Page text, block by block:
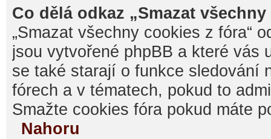
Co dělá odkaz „Smazat
„Smazat všechny cookies z fóra“
jsou vytvořené phpBB a které vás
se také starají o funkce sledování
fórech a v tématech, pokud to
Smažte cookies fóra pokud máte
Nahoru